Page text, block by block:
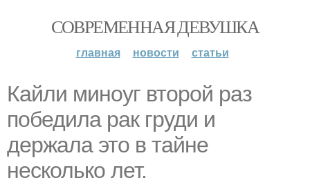
СОВРЕМЕННАЯ ДЕВУШКА
главная новости статьи
Кайли миноуг второй раз
победила рак груди и
держала это в тайне
несколько лет.